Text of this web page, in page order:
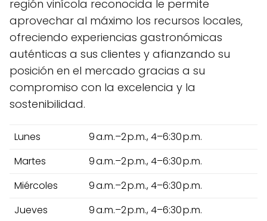
región vinícola reconocida le permite
aprovechar al máximo los recursos locales,
ofreciendo experiencias gastronómicas
auténticas a sus clientes y afianzando su
posición en el mercado gracias a su
compromiso con la excelencia y la
sostenibilidad.
Lunes
9 a.m.–2 p.m., 4–6:30 p.m.
Martes
9 a.m.–2 p.m., 4–6:30 p.m.
Miércoles
9 a.m.–2 p.m., 4–6:30 p.m.
Jueves
9 a.m.–2 p.m., 4–6:30 p.m.